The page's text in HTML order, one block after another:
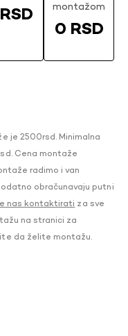
montažom
0 RSD
je 2500rsd. Minimalna
Cena montaže
radimo i van
obračunavaju putni
nas kontaktirati za sve
na stranici za
da želite montažu.